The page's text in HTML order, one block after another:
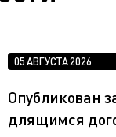
05 АВГУСТА 2026
Опубликован
длящимся